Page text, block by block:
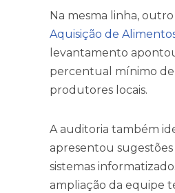
Na mesma linha,
Aquisição de
levantamento
percentual mínimo de
produtores locais.
A auditoria também
apresentou
sistemas
ampliação da equipe